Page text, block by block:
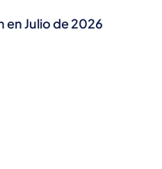
en Julio de 2026